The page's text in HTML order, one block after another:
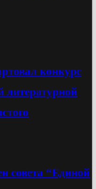
конкурс
литературной
совета “Единой